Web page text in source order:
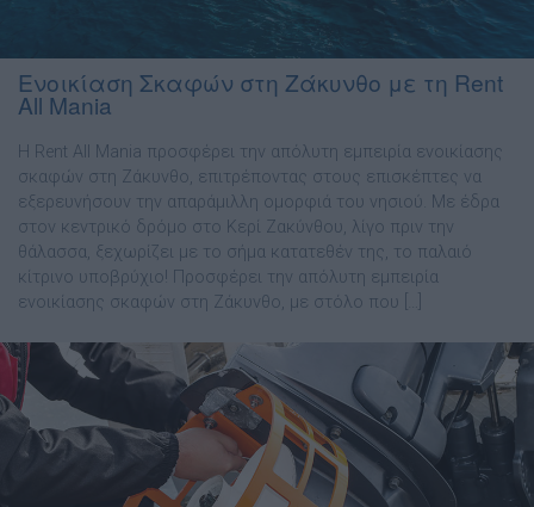
Ενοικίαση Σκαφών στη Ζάκυνθο με τη Rent
All Mania
Η Rent All Mania προσφέρει την απόλυτη εμπειρία ενοικίασης
σκαφών στη Ζάκυνθο, επιτρέποντας στους επισκέπτες να
εξερευνήσουν την απαράμιλλη ομορφιά του νησιού. Με έδρα
στον κεντρικό δρόμο στο Κερί Ζακύνθου, λίγο πριν την
θάλασσα, ξεχωρίζει με το σήμα κατατεθέν της, το παλαιό
κίτρινο υποβρύχιο! Προσφέρει την απόλυτη εμπειρία
ενοικίασης σκαφών στη Ζάκυνθο, με στόλο που […]